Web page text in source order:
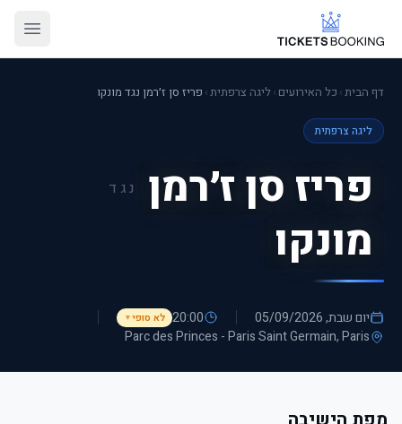
דף הבית› כל האירועים ›ליגה צרפתית› פריז סן ז׳רמן נגד מונקו
ליגה צרפתית
פריז סן ז׳רמן נגד
מונקו
יום שבת, 05/09/2026 20:00 לא סופי▼
Parc des Princes - Paris Saint Germain, Paris